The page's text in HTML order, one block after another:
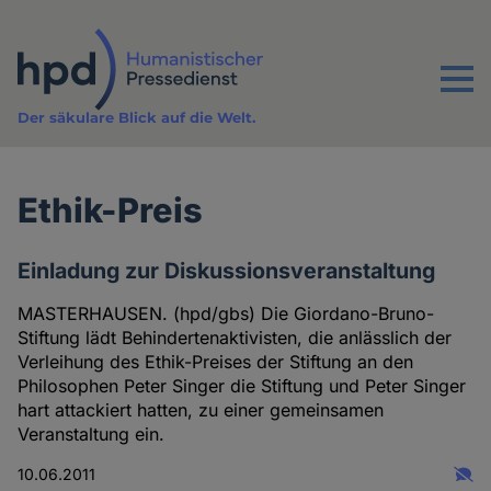
Inhalt
Menu
Der säkulare Blick auf die Welt.
Ethik-Preis
Einladung zur Diskussionsveranstaltung
MASTERHAUSEN. (hpd/gbs) Die Giordano-Bruno-
Stiftung lädt Behindertenaktivisten, die anlässlich der
Verleihung des Ethik-Preises der Stiftung an den
Philosophen Peter Singer die Stiftung und Peter Singer
hart attackiert hatten, zu einer gemeinsamen
Veranstaltung ein.
10.06.2011